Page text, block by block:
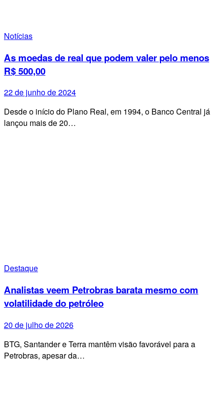
Notícias
As moedas de real que podem valer pelo menos
R$ 500,00
22 de junho de 2024
Desde o início do Plano Real, em 1994, o Banco Central já
lançou mais de 20…
Destaque
Analistas veem Petrobras barata mesmo com
volatilidade do petróleo
20 de julho de 2026
BTG, Santander e Terra mantêm visão favorável para a
Petrobras, apesar da…